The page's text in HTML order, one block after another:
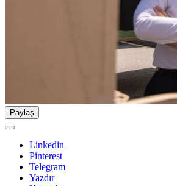
Paylaş
Linkedin
Pinterest
Telegram
Yazdır